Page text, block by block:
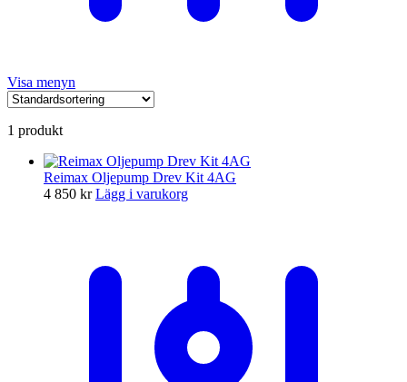
Visa menyn
1 produkt
Reimax Oljepump Drev Kit 4AG
4 850 kr Lägg i varukorg